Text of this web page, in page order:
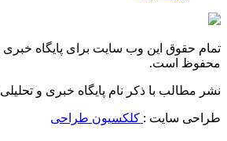
تمام حقوق این وب سایت برای پایگاه
محفوظ است.
نشر مطالب با ذکر نام پایگاه خبری و
طراحی سایت : کلکسیون طراحی